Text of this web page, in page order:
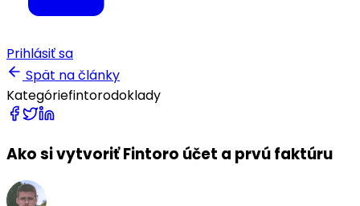
Prihlásiť sa
Spät na články
Kategóriefintorodoklady
Ako si vytvoriť Fintoro účet a prvú faktúru